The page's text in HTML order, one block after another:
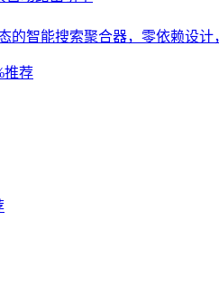
的智能搜索聚合器，零依赖设
推荐